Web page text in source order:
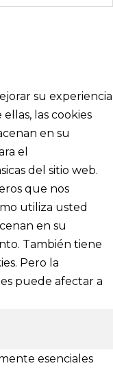
su experiencia
las cookies
en su
el
del sitio web.
que nos
utiliza usted
en su
También tiene
Pero la
puede afectar a
esenciales